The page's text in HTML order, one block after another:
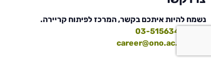
נשמח להיות איתכם בקשר,המרכז לפיתוח קריירה.
03-5156347
career@ono.ac.il